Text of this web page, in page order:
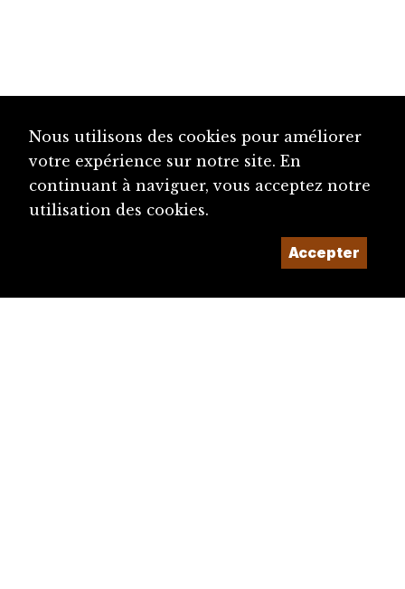
Nous utilisons des cookies pour améliorer
votre expérience sur notre site. En
continuant à naviguer, vous acceptez notre
utilisation des cookies.
Accepter